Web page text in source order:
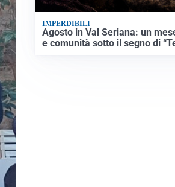
IMPERDIBILI
Agosto in Val Seriana: un
e comunità sotto il segno di